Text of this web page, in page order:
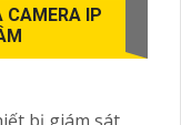
CAMERA IP